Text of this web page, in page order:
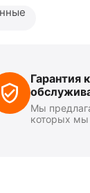
Гарантия
Мы
которых